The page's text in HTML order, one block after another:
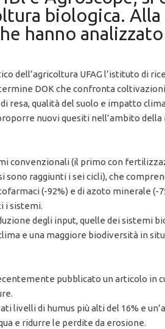
biologica.
hanno analizzato
dell’agricoltura UFAG l’istituto di
DOK che confronta
resa, qualità del suolo e impatto
nuovi quesiti nell’ambito
convenzionali (il primo con
sono raggiunti i sei cicli), che
(-92%) e di azoto minerale (-
i sistemi.
degli input, quelle dei sistemi
e una maggiore biodiversità in
pubblicato un articolo in
livelli di humus più alti del 16% e
e ridurre le perdite da erosione.